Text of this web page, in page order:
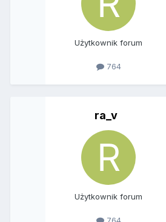
Użytkownik forum
764
ra_v
Użytkownik forum